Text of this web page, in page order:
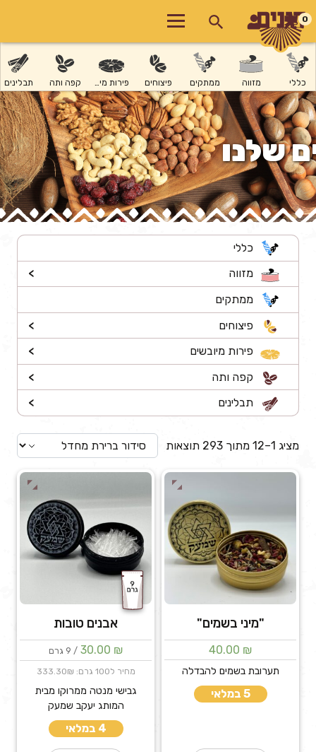
0
כללי מזווה ממתקים פיצוחים פירות מיובשים קפה ותה תבלינים
שלנו
כללי
מזווה
>
ממתקים
פיצוחים
>
פירות מיובשים
>
קפה ותה
>
תבלינים
>
מציג 1–12 מתוך 293 תוצאות
"מיני בשמים"
40.00 ₪
תערובת בשמים להבדלה
5 במלאי
אבנים טובות
30.00 ₪ / 9 גרם
מחיר ל100 גרם: 333.30₪
גבישי מנטה ממרוקו מבית
המותג יעקב שמעק
4 במלאי